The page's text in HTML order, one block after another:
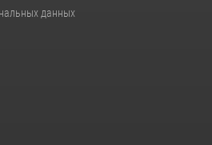
данных